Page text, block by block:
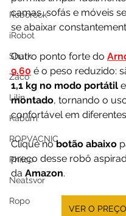
Roborock
iRobot
Shark
Zaco
Lilin
Kabum
ROPVACNIC
Philco
Neatsvor
Ropo
camas, sofás e móveis
se abaixar
Outro ponto forte do
9.60 é o peso reduzido:
1,1 kg no modo portátil e
montado, tornando o
confortável em
Clique no botão abaixo
preço desse robô
da Amazon.
VER O PREÇO